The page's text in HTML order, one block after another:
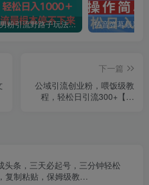
男粉引流野路子玩法，每天操作半小时轻松日入1000＋，流量根本停不下来
下一篇
公域引流创业粉，喂饭级教
程，轻松日引流300+【揭
头条，三天必起号，三分钟轻松
复制粘贴，保姆级教…